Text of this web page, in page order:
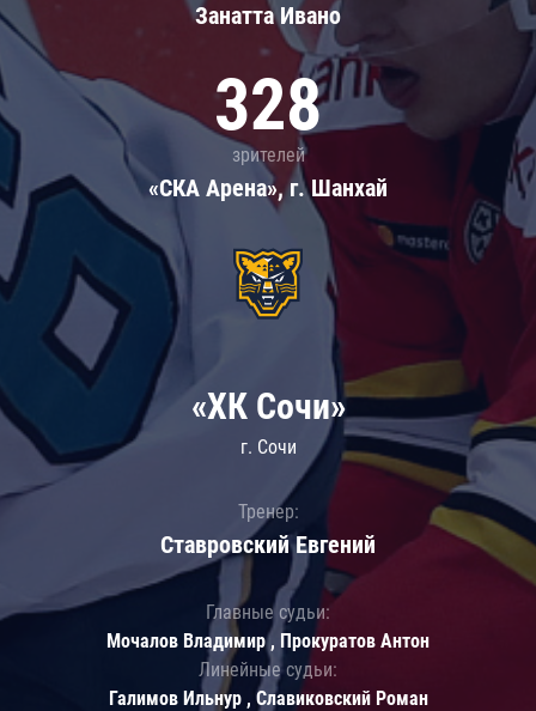
Занатта Иванo
328
зрителей
«СКА Арена», г. Шанхай
«ХК Сочи»
г. Сочи
Тренер:
Ставровский Евгений
Главные судьи:
Мочалов Владимир , Прокуратов Антон
Линейные судьи:
Галимов Ильнур , Славиковский Роман